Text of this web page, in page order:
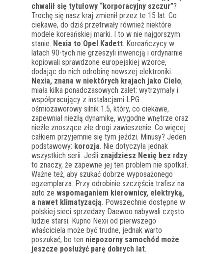
chwalił się tytułowy “korporacyjny szczur”?
Trochę się nasz kraj zmienił przez te 15 lat. Co
ciekawe, do dziś przetrwały również niektóre
modele koreańskiej marki. I to w nie najgorszym
stanie. Nexia to Opel Kadett. Koreańczycy w
latach 90-tych nie grzeszyli inwencją i ordynarnie
kopiowali sprawdzone europejskiej wzorce,
dodając do nich odrobinę nowszej elektroniki.
Nexia, znana w niektórych krajach jako Cielo,
miała kilka ponadczasowych zalet: wytrzymały i
współpracujący z instalacjami LPG
ośmiozaworowy silnik 1.5, który, co ciekawe,
zapewniał niezłą dynamikę, wygodne wnętrze oraz
nieźle znoszące złe drogi zawieszenie. Co więcej
całkiem przyjemnie się tym jeździ. Minusy? Jeden
podstawowy: korozja. Nie dotyczyła jednak
wszystkich serii. Jeśli znajdziesz Nexię bez rdzy
to znaczy, że zapewne jej ten problem nie spotkał.
Ważne też, aby szukać dobrze wyposażonego
egzemplarza. Przy odrobinie szczęścia trafisz na
auto ze wspomaganiem kierownicy, elektryką,
a nawet klimatyzacją. Powszechnie dostępne w
polskiej sieci sprzedaży Daewoo nabywali często
ludzie starsi. Kupno Nexii od pierwszego
właściciela może być trudne, jednak warto
poszukać, bo ten niepozorny samochód może
jeszcze posłużyć parę dobrych lat.